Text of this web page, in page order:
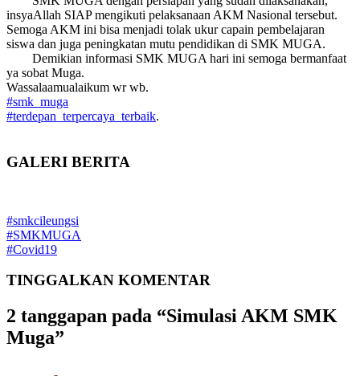
insyaAllah SIAP mengikuti pelaksanaan AKM Nasional tersebut.
Semoga AKM ini bisa menjadi tolak ukur capain pembelajaran
siswa dan juga peningkatan mutu pendidikan di SMK MUGA.
Demikian informasi SMK MUGA hari ini semoga bermanfaat
ya sobat Muga.
Wassalaamualaikum wr wb.
#smk_muga
#terdepan_terpercaya_terbaik.
GALERI BERITA
#smkcileungsi
#SMKMUGA
#Covid19
TINGGALKAN KOMENTAR
2 tanggapan pada “Simulasi AKM SMK
Muga”